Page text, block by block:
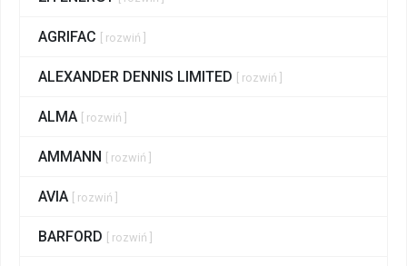
AGRIFAC [ rozwiń ]
ALEXANDER DENNIS LIMITED [ rozwiń ]
ALMA [ rozwiń ]
AMMANN [ rozwiń ]
AVIA [ rozwiń ]
BARFORD [ rozwiń ]